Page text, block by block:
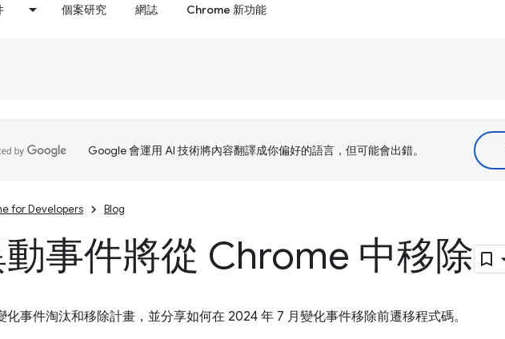
個案研究 網誌 Chrome 新功能
Google 會運用 AI 技術將內容翻譯成你偏好的語言，但可能會出錯。
for Developers Blog
事件將從 Chrome 中移除
化事件淘汰和移除計畫，並分享如何在 2024 年 7 月變化事件移除前遷移程式碼。